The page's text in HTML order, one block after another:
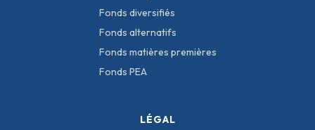
Fonds diversifiés
Fonds alternatifs
Fonds matières premières
Fonds PEA
LÉGAL